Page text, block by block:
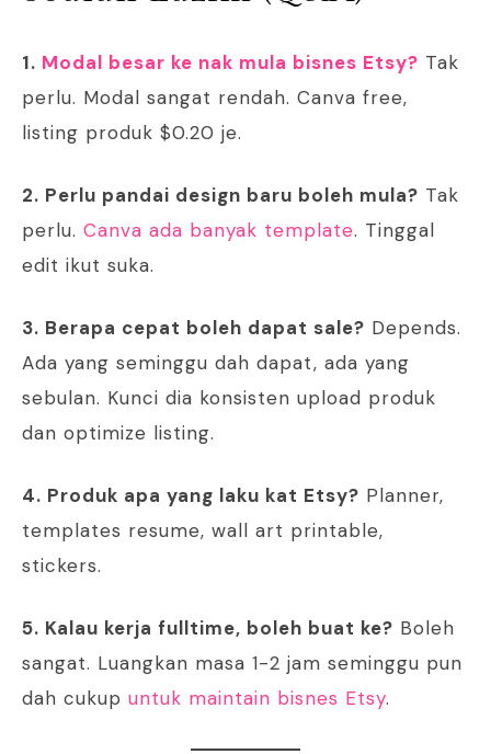
1. Modal besar ke nak mula bisnes Etsy? Tak
perlu. Modal sangat rendah. Canva free,
listing produk $0.20 je.
2. Perlu pandai design baru boleh mula? Tak
perlu. Canva ada banyak template. Tinggal
edit ikut suka.
3. Berapa cepat boleh dapat sale? Depends.
Ada yang seminggu dah dapat, ada yang
sebulan. Kunci dia konsisten upload produk
dan optimize listing.
4. Produk apa yang laku kat Etsy? Planner,
templates resume, wall art printable,
stickers.
5. Kalau kerja fulltime, boleh buat ke? Boleh
sangat. Luangkan masa 1-2 jam seminggu pun
dah cukup untuk maintain bisnes Etsy.